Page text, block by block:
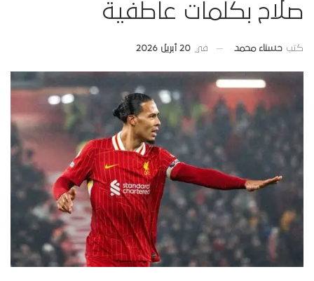
صلاح بكلمات عاطفية
كتب حسناء محمد في 20 أبريل 2026